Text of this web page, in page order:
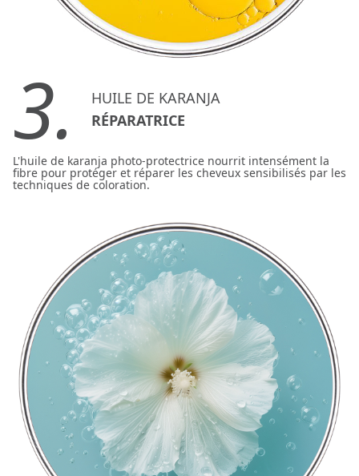
3.
HUILE DE KARANJA
RÉPARATRICE
L'huile de karanja photo-protectrice nourrit intensément la
fibre pour protéger et réparer les cheveux sensibilisés par les
techniques de coloration.